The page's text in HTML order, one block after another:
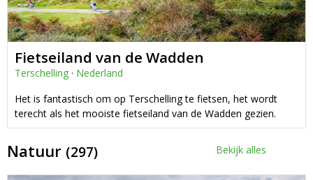
Fietseiland van de Wadden
Terschelling · Nederland
Het is fantastisch om op Terschelling te fietsen, het wordt
terecht als het mooiste fietseiland van de Wadden gezien.
Natuur (297) Bekijk alles